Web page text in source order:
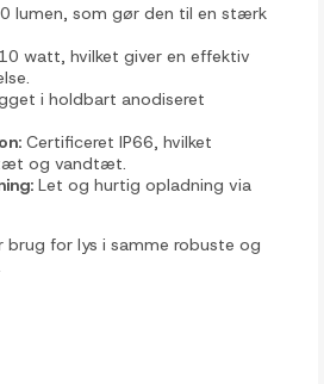
lumen, som gør den til en stærk
watt, hvilket giver en effektiv
i holdbart anodiseret
Certificeret IP66, hvilket
og vandtæt.
Let og hurtig opladning via
for lys i samme robuste og